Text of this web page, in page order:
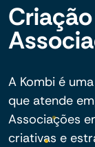
A Kombi é
que atende
Associações
criativas e